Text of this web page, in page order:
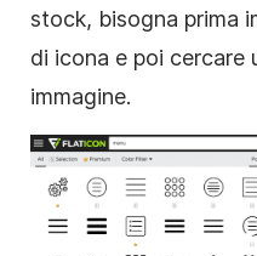
stock, bisogna prima
di icona e poi cercare
immagine.